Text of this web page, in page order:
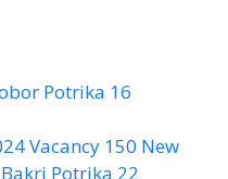
Potrika 16
Vacancy 150 New
Potrika 22